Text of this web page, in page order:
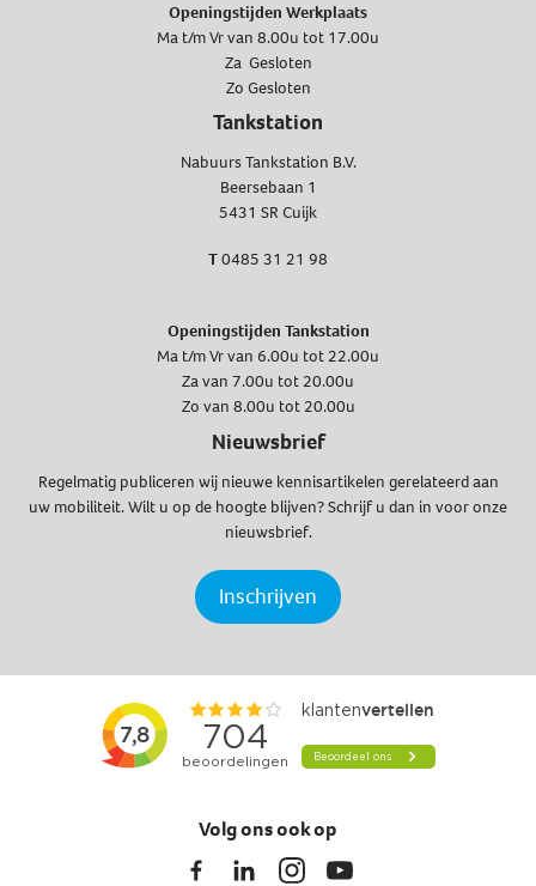
Openingstijden Werkplaats
Ma t/m Vr van 8.00u tot 17.00u
Za Gesloten
Zo Gesloten
Tankstation
Nabuurs Tankstation B.V.
Beersebaan 1
5431 SR Cuijk
T0485 31 21 98
Openingstijden Tankstation
Ma t/m Vr van 6.00u tot 22.00u
Za van 7.00u tot 20.00u
Zo van 8.00u tot 20.00u
Nieuwsbrief
Regelmatig publiceren wij nieuwe kennisartikelen gerelateerd aan
uw mobiliteit. Wilt u op de hoogte blijven? Schrijf u dan in voor onze
nieuwsbrief.
Inschrijven
Volg ons ook op